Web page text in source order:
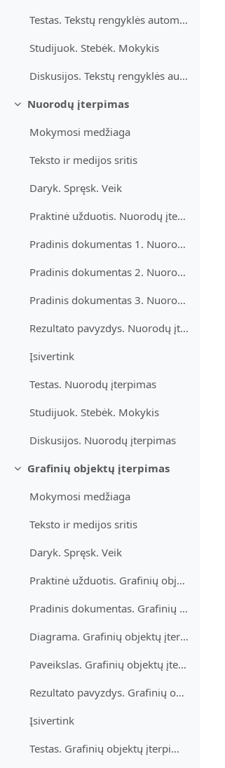
Testas. Tekstų rengyklės automatinės priemonės
Studijuok. Stebėk. Mokykis
Diskusijos. Tekstų rengyklės automatinės priemonės
Minimalizuj
Nuorodų įterpimas
Mokymosi medžiaga
Teksto ir medijos sritis
Daryk. Spręsk. Veik
Praktinė užduotis. Nuorodų įterpimas
Pradinis dokumentas 1. Nuorodų įterpimas
Pradinis dokumentas 2. Nuorodų įterpimas
Pradinis dokumentas 3. Nuorodų įterpimas
Rezultato pavyzdys. Nuorodų įterpimas
Įsivertink
Testas. Nuorodų įterpimas
Studijuok. Stebėk. Mokykis
Diskusijos. Nuorodų įterpimas
Minimalizuj
Grafinių objektų įterpimas
Mokymosi medžiaga
Teksto ir medijos sritis
Daryk. Spręsk. Veik
Praktinė užduotis. Grafinių objektų įterpimas
Pradinis dokumentas. Grafinių objektų įterpimas
Diagrama. Grafinių objektų įterpimas
Paveikslas. Grafinių objektų įterpimas
Rezultato pavyzdys. Grafinių objektų įterpimas
Įsivertink
Testas. Grafinių objektų įterpimas